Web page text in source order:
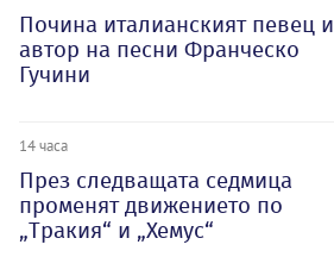
Почина италианският певец и
автор на песни Франческо
Гучини
14 часа
През следващата седмица
променят движението по
„Тракия“ и „Хемус“